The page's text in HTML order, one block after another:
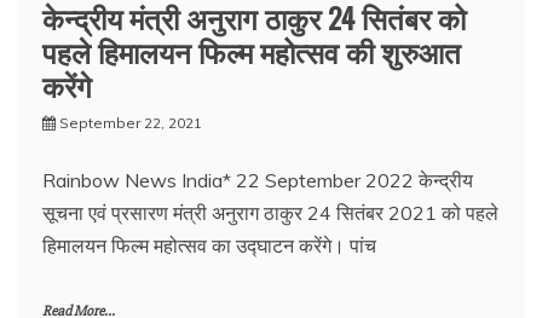
केन्द्रीय मंत्री अनुराग ठाकुर 24 सितंबर को
पहले हिमालयन फिल्म महोत्सव की शुरुआत
करेंगे
September 22, 2021
Rainbow News India* 22 September 2022 केन्द्रीय
सूचना एवं प्रसारण मंत्री अनुराग ठाकुर 24 सितंबर 2021 को पहले
हिमालयन फिल्म महोत्सव का उद्घाटन करेंगे। पांच
Read More...